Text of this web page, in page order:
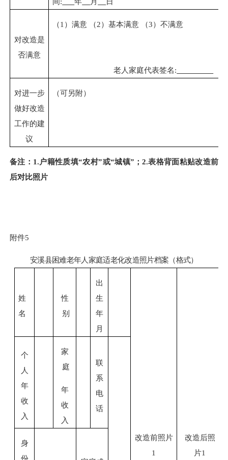
对改造是
否满意
（1）满意 （2）基本满意 （3）不满意
老人家庭代表签名:
对进一步
做好改造
工作的建
议
（可另附）
备注： 1.户籍性质填“农村”或“城镇”；2.表格背面粘贴改造前
后对比照片
附件5
安溪县困难老年人家庭适老化改造照片档案（格式）
姓
名
性
别
出
生
年
月
改造前照片
1
改造后照
片1
个
人
年
收
入
家
庭
年
收
入
联
系
电
话
身